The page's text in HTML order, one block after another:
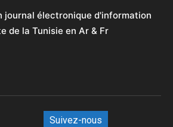
journal électronique d'information
de la Tunisie en Ar & Fr
Suivez-nous